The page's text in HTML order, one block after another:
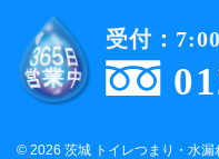
受付：
© 2026 茨城 トイレつまり・水漏